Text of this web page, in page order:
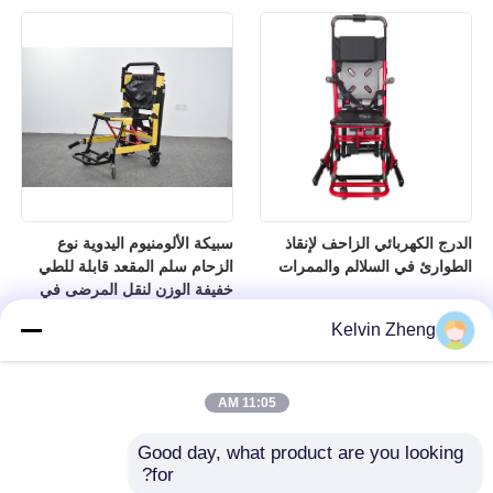
سبيكة الألومنيوم اليدوية نوع
الزحام سلم المقعد قابلة للطي
خفيفة الوزن لنقل المرضى في
الدرج الكهربائي الزاحف لإنقاذ
الطوارئ في السلالم والممرات
Kelvin Zheng
11:05 AM
Good day, what product are you looking
for?